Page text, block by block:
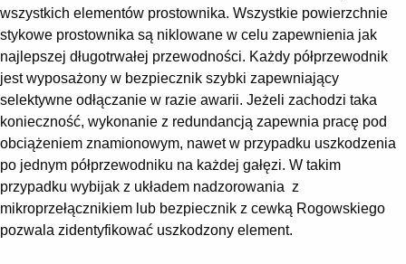
wszystkich elementów prostownika. Wszystkie powierzchnie
stykowe prostownika są niklowane w celu zapewnienia jak
najlepszej długotrwałej przewodności. Każdy półprzewodnik
jest wyposażony w bezpiecznik szybki zapewniający
selektywne odłączanie w razie awarii. Jeżeli zachodzi taka
konieczność, wykonanie z redundancją zapewnia pracę pod
obciążeniem znamionowym, nawet w przypadku uszkodzenia
po jednym półprzewodniku na każdej gałęzi. W takim
przypadku wybijak z układem nadzorowania z
mikroprzełącznikiem lub bezpiecznik z cewką Rogowskiego
pozwala zidentyfikować uszkodzony element.